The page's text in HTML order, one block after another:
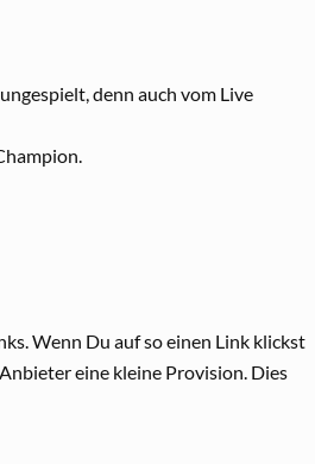
denn auch vom Live
Wenn Du auf so einen Link klickst
eine kleine Provision. Dies